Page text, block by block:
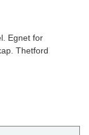
Egnet for
Thetford